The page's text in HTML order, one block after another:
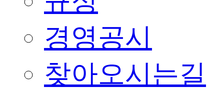
경영공시
찾아오시는길